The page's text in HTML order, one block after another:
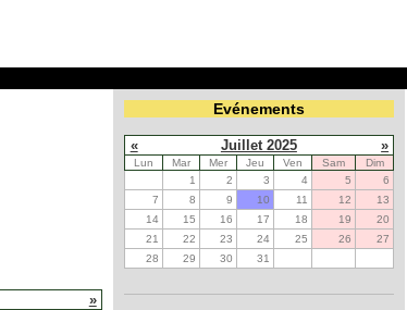
»
Evénements
« Juillet 2025 »
Lun Mar Mer Jeu Ven Sam
Dim
1
2 3 4 5
6
7
8 9 10 11 12
13
14
15 16 17 18 19
20
21
22 23 24 25 26
27
28
29 30 31